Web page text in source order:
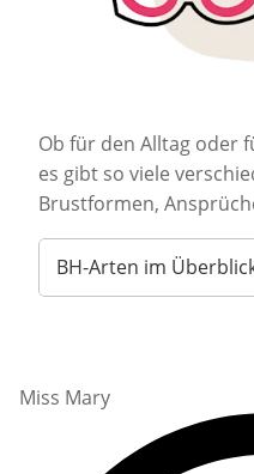
Ob für den Alltag oder
es gibt so viele
Brustformen,
BH-Arten im
Miss Mary